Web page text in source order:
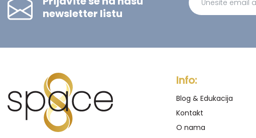
newsletter listu
Info:
Blog & Edukacija
Kontakt
O nama